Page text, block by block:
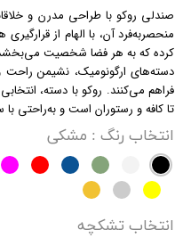
صندلی روکو با طراحی مدرن و
منحصربه‌فرد آن، با الهام از
کرده که به هر فضا شخصیت
دسته‌های ارگونومیک، نشیمن راحت و
فراهم می‌کنند. روکو با دسته،
تا کافه و رستوران است و
انتخاب رنگ : مشکی
انتخاب تشکچه